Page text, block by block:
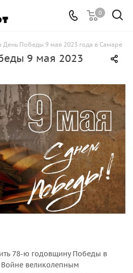
0
День Победы 9 мая 2023 года в Самаре
9 мая 2023
78-ю годовщину Победы в
Войне великолепным